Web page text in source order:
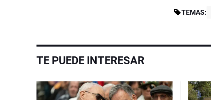
TEMAS:
TE PUEDE INTERESAR